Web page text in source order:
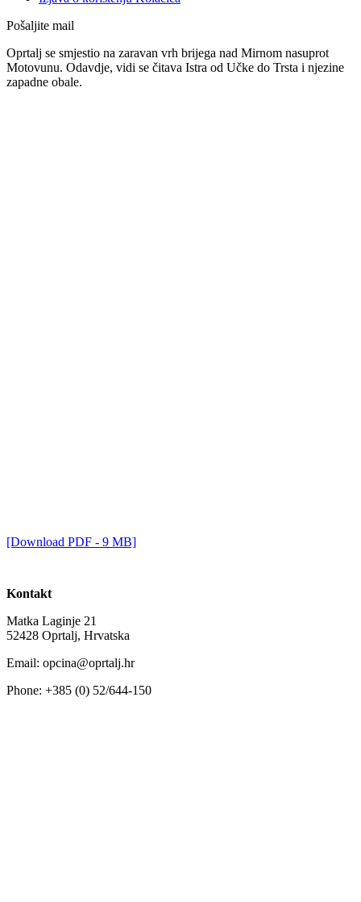
Pošaljite mail
Oprtalj se smjestio na zaravan vrh brijega nad Mirnom nasuprot
Motovunu. Odavdje, vidi se čitava Istra od Učke do Trsta i njezine
zapadne obale.
[Download PDF - 9 MB]
Kontakt
Matka Laginje 21
52428 Oprtalj, Hrvatska
Email: opcina@oprtalj.hr
Phone: +385 (0) 52/644-150